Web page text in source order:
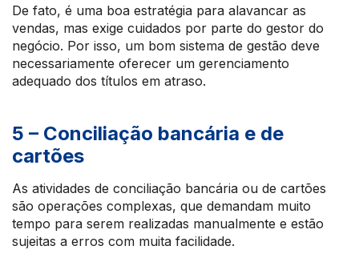
De fato, é uma boa estratégia para alavancar as
vendas, mas exige cuidados por parte do gestor do
negócio. Por isso, um bom sistema de gestão deve
necessariamente oferecer um gerenciamento
adequado dos títulos em atraso.
5 – Conciliação bancária e de
cartões
As atividades de conciliação bancária ou de cartões
são operações complexas, que demandam muito
tempo para serem realizadas manualmente e estão
sujeitas a erros com muita facilidade.